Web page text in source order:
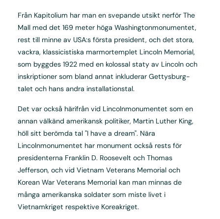
Från Kapitolium har man en svepande utsikt nerför The
Mall med det 169 meter höga Washingtonmonumentet,
rest till minne av USA:s första president, och det stora,
vackra, klassicistiska marmortemplet Lincoln Memorial,
som byggdes 1922 med en kolossal staty av Lincoln och
inskriptioner som bland annat inkluderar Gettysburg-
talet och hans andra installationstal.
Det var också härifrån vid Lincolnmonumentet som en
annan välkänd amerikansk politiker, Martin Luther King,
höll sitt berömda tal "I have a dream". Nära
Lincolnmonumentet har monument också rests för
presidenterna Franklin D. Roosevelt och Thomas
Jefferson, och vid Vietnam Veterans Memorial och
Korean War Veterans Memorial kan man minnas de
många amerikanska soldater som miste livet i
Vietnamkriget respektive Koreakriget.